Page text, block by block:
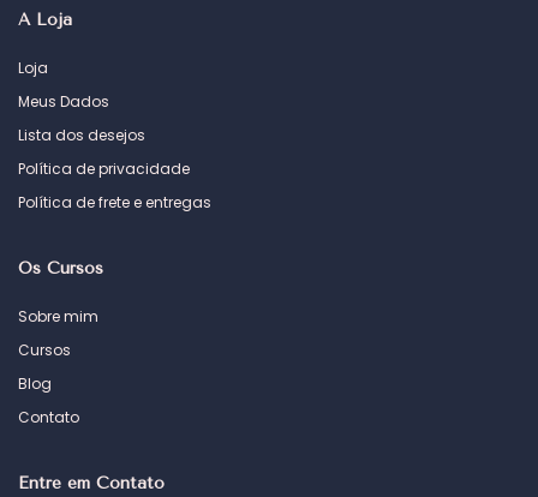
A Loja
Loja
Meus Dados
Lista dos desejos
Política de privacidade
Política de frete e entregas
Os Cursos
Sobre mim
Cursos
Blog
Contato
Entre em Contato